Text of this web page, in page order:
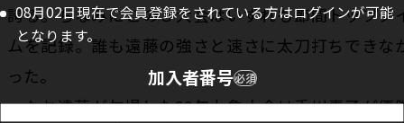
08月02日現在で会員登録をされている方はログインが可能
となります。
加入者番号必須
誇る。ちなみにこの３大会はいずれも節間トップタ
ムを記録。誰も遠藤の強さと速さに太刀打ちできな
った。
なお遠藤が欠場した22年丸亀大会は香川素子が優